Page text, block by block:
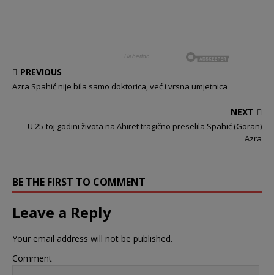
PREVIOUS
Azra Spahić nije bila samo doktorica, već i vrsna umjetnica
NEXT
U 25-toj godini života na Ahiret tragično preselila Spahić (Goran)
Azra
BE THE FIRST TO COMMENT
Leave a Reply
Your email address will not be published.
Comment